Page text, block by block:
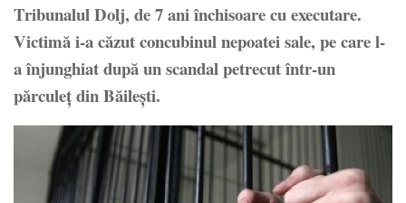
Tribunalul Dolj, de 7 ani închisoare cu executare.
Victimă i-a căzut concubinul nepoatei sale, pe care l-
a înjunghiat după un scandal petrecut într-un
părculeţ din Băileşti.